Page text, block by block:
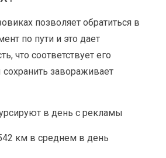
позволяет обратиться в
по пути и это дает
что соответствует его
завораживает
в день с рекламы
км в среднем в день